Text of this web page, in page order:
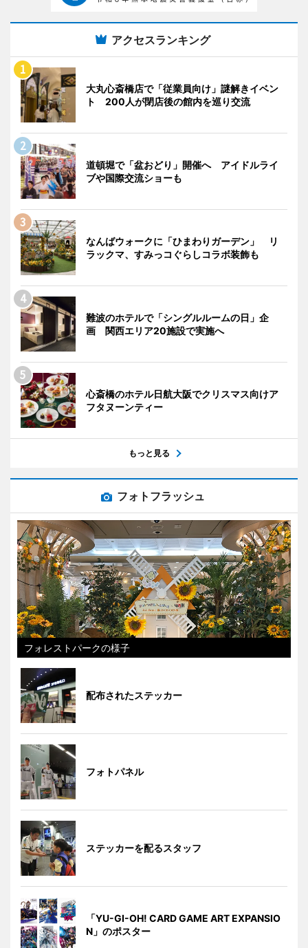
アクセスランキング
大丸心斎橋店で「従業員向け」謎解きイベン
ト 200人が閉店後の館内を巡り交流
道頓堀で「盆おどり」開催へ アイドルライ
ブや国際交流ショーも
なんばウォークに「ひまわりガーデン」 リ
ラックマ、すみっコぐらしコラボ装飾も
難波のホテルで「シングルルームの日」企
画 関西エリア20施設で実施へ
心斎橋のホテル日航大阪でクリスマス向けア
フタヌーンティー
もっと見る
フォトフラッシュ
フォレストパークの様子
配布されたステッカー
フォトパネル
ステッカーを配るスタッフ
「YU-GI-OH! CARD GAME ART EXPANSIO
N」のポスター